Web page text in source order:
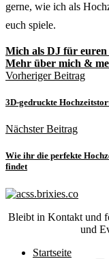
gerne, wie ich als
euch spiele.
Mich als DJ für
Mehr über mich &
Vorheriger Beitrag
3D-gedruckte
Nächster Beitrag
Wie ihr die perfekte
findet
Bleibt in Kontakt und
und
Startseite